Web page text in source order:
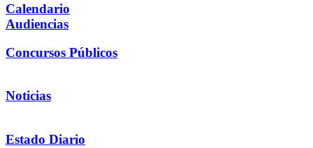
Calendario
Audiencias
Concursos Públicos
Noticias
Estado Diario